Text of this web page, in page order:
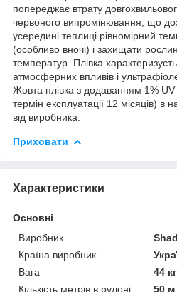
попереджає втрату
червоного випромінювання, що
усередині теплиці рівномірний
(особливо вночі) і захищати
температур. Плівка
атмосферних впливів і
Жовта плівка з додаванням 1% UV
термін експлуатації 12 місяців) в
від виробника.
Приховати
Характеристики
Основні
Виробник
Країна виробник
Вага
44 кг
Кількість метрів в рулоні
50 м